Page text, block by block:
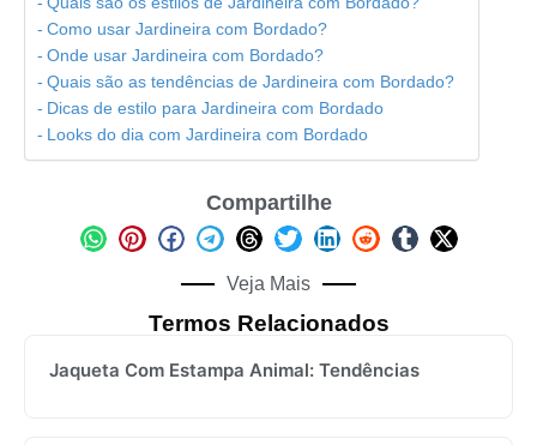
Como usar Jardineira com Bordado?
Onde usar Jardineira com Bordado?
Quais são as tendências de Jardineira com Bordado?
Dicas de estilo para Jardineira com Bordado
Looks do dia com Jardineira com Bordado
Compartilhe
Veja Mais
Termos Relacionados
Jaqueta Com Estampa Animal: Tendências